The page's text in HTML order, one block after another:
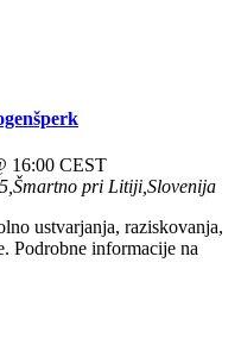
16:00 CEST
pri Litiji,Slovenija
ustvarjanja, raziskovanja,
Podrobne informacije na